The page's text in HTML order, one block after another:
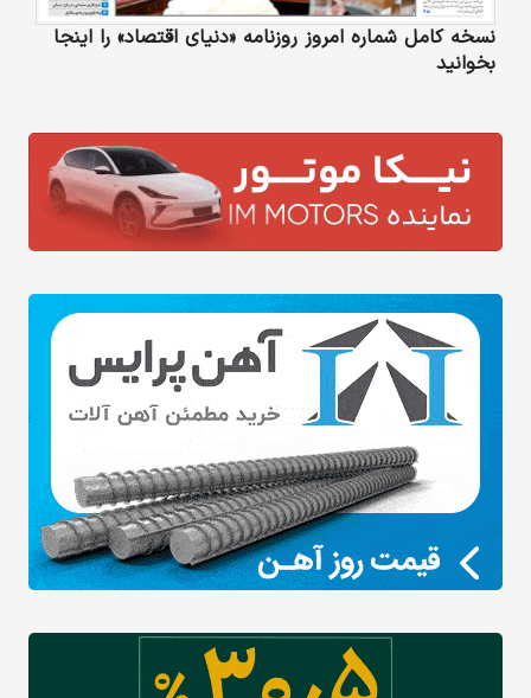
نسخه کامل شماره امروز روزنامه «دنیای‌ اقتصاد» را اینجا
بخوانید